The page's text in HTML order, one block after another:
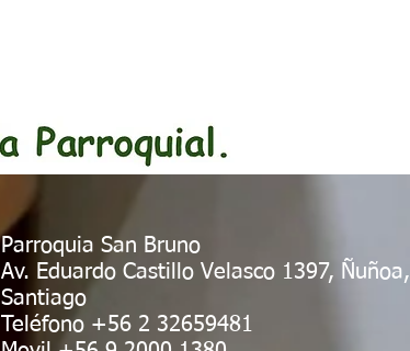
Parroquia San Bruno
Av. Eduardo Castillo Velasco 1397, Ñuñoa,
Santiago
Teléfono +56 2 32659481